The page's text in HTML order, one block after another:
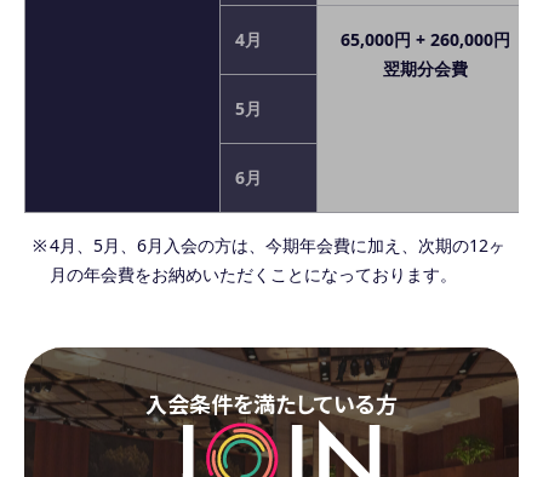
4月
65,000円 + 260,000円
翌期分会費
5月
6月
4月、5月、6月入会の方は、今期年会費に加え、次期の12ヶ
月の年会費をお納めいただくことになっております。
入会条件を満たしている方